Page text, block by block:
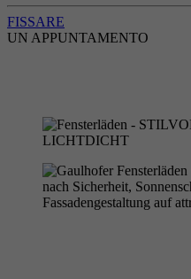
FISSARE
UN APPUNTAMENTO